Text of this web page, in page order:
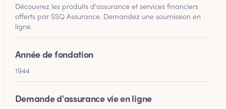
Découvrez les produits d'assurance et services financiers
offerts par SSQ Assurance. Demandez une soumission en
ligne.
Année de fondation
1944
Demande d'assurance vie en ligne